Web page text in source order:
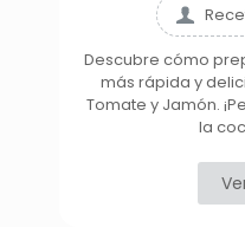
Descubre cómo
más rápida y
Tomate y Jamón.
la